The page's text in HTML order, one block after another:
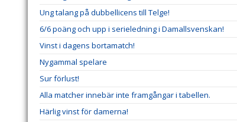
Ung talang på dubbellicens till Telge!
6/6 poäng och upp i serieledning i Damallsvenskan!
Vinst i dagens bortamatch!
Nygammal spelare
Sur förlust!
Alla matcher innebär inte framgångar i tabellen.
Härlig vinst för damerna!